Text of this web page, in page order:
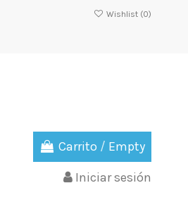
Wishlist (0)
Carrito / Empty
Iniciar sesión